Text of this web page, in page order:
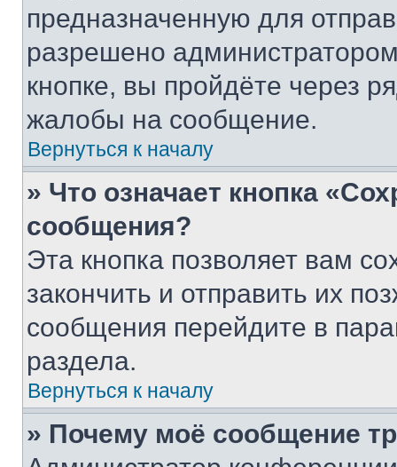
предназначенную для
разрешено
кнопке, вы пройдёте через
жалобы на сообщение.
Вернуться к началу
» Что означает кнопка
сообщения?
Эта кнопка позволяет вам
закончить и отправить их
сообщения перейдите в
раздела.
Вернуться к началу
» Почему моё сообщение